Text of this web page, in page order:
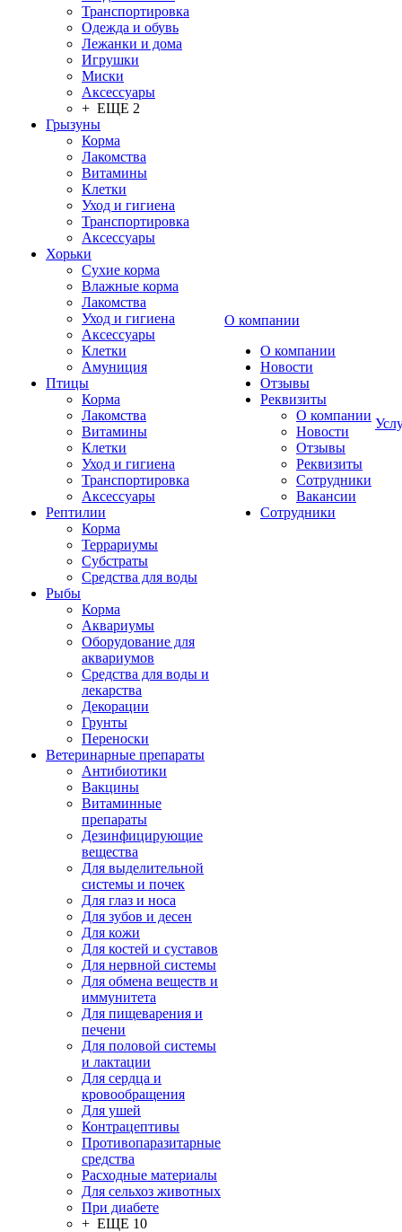
Транспортировка
Одежда и обувь
Лежанки и дома
Игрушки
Миски
Аксессуары
+ ЕЩЕ 2
Грызуны
Корма
Лакомства
Витамины
Клетки
Уход и гигиена
Транспортировка
Аксессуары
Хорьки
Сухие корма
Влажные корма
Лакомства
Уход и гигиена
Аксессуары
Клетки
Амуниция
Птицы
Корма
Лакомства
Витамины
Клетки
Уход и гигиена
Транспортировка
Аксессуары
Рептилии
Корма
Террариумы
Субстраты
Средства для воды
Рыбы
Корма
Аквариумы
Оборудование для
аквариумов
Средства для воды и
лекарства
Декорации
Грунты
Переноски
Ветеринарные препараты
Антибиотики
Вакцины
Витаминные
препараты
Дезинфицирующие
вещества
Для выделительной
системы и почек
Для глаз и носа
Для зубов и десен
Для кожи
Для костей и суставов
Для нервной системы
Для обмена веществ и
иммунитета
Для пищеварения и
печени
Для половой системы
и лактации
Для сердца и
кровообращения
Для ушей
Контрацептивы
Противопаразитарные
средства
Расходные материалы
Для сельхоз животных
При диабете
+ ЕЩЕ 10
О компании
О компании
Новости
Отзывы
Реквизиты
О компании
Новости
Отзывы
Реквизиты
Сотрудники
Вакансии
Сотрудники